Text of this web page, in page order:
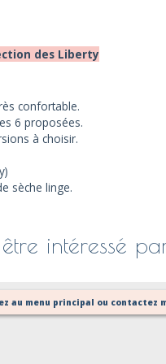
des Liberty
confortable.
6 proposées.
à choisir.
sèche linge.
intéressé
au menu principal ou contactez